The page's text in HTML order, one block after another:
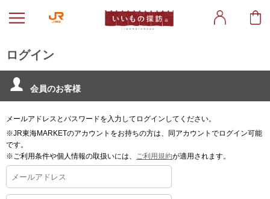
ログイン
会員のお客様
メールアドレスとパスワードを入力してログインしてください。
※JR東海MARKETのアカウントをお持ちの方は、同アカウントでログイン可能
です。
※ご利用条件や個人情報の取扱いには、 ご利用規約が適用されます。